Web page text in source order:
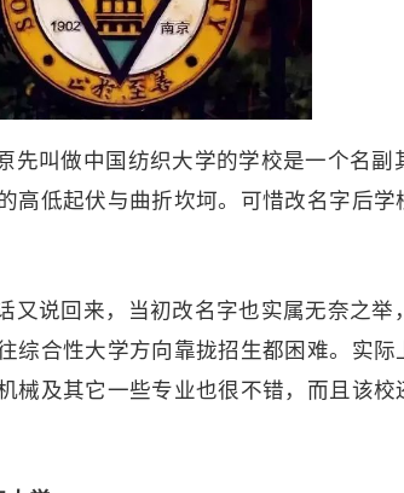
先叫做中国纺织大学的学校是一个名
高低起伏与曲折坎坷。可惜改名字后
又说回来，当初改名字也实属无奈之
综合性大学方向靠拢招生都困难。实
械及其它一些专业也很不错，而且该